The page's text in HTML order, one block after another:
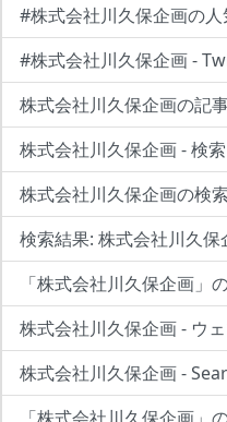
#株式会社川久保企画の
#株式会社川久保企画 -
株式会社川久保企画の記
株式会社川久保企画 - 検索
株式会社川久保企画の検
検索結果: 株式会社川久保
「株式会社川久保企画
株式会社川久保企画 - ウ
株式会社川久保企画 -